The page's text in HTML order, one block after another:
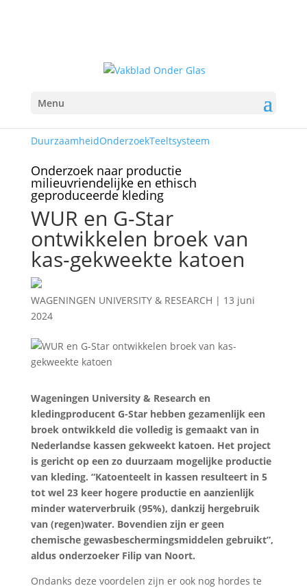
Menu
DuurzaamheidOnderzoekTeeltsysteem
Onderzoek naar productie
milieuvriendelijke en ethisch
geproduceerde kleding
WUR en G-Star
ontwikkelen broek van
kas-gekweekte katoen
WAGENINGEN UNIVERSITY & RESEARCH | 13 juni
2024
Wageningen University & Research en
kledingproducent G-Star hebben gezamenlijk een
broek ontwikkeld die volledig is gemaakt van in
Nederlandse kassen gekweekt katoen. Het project
is gericht op een zo duurzaam mogelijke productie
van kleding. “Katoenteelt in kassen resulteert in 5
tot wel 23 keer hogere productie en aanzienlijk
minder waterverbruik (95%), dankzij hergebruik
van (regen)water. Bovendien zijn er geen
chemische gewasbeschermingsmiddelen gebruikt”,
aldus onderzoeker Filip van Noort.
Ondanks deze voordelen zijn er ook nog hordes te